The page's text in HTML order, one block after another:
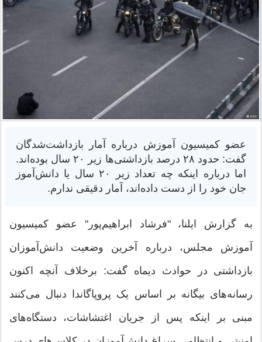
عضو کمیسیون آموزش درباره آمار بازداشت‌شدگان
گفت: حدود ۲۸ درصد بازداشتی‌ها زیر ۲۰ سال بوده‌اند.
اما درباره اینکه چه تعداد زیر ۲۰ سال یا دانش‌آموز
جان خود را از دست داده‌اند، آمار دقیقی ندارم.
به گزارش ایلنا، "فرشاد ابراهیم‌پور" عضو کمیسیون
آموزش مجلس، درباره آخرین وضعیت دانش‌آموزان
بازداشتی در حوادث دیماه گفت: برخلاف آنچه اکنون
رسانه‌های بیگانه بر اساس یک پروپاگاندا دنبال می‌کنند
مبنی بر اینکه پس از جریان اغتشاشات، دستگاه‌های